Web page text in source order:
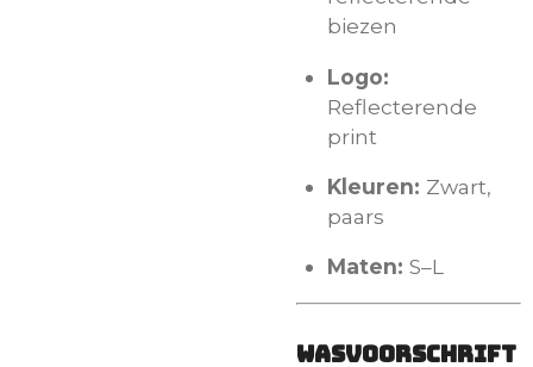
biezen
Logo:
Reflecterende
print
Kleuren: Zwart,
paars
Maten: S–L
Wasvoorschrift